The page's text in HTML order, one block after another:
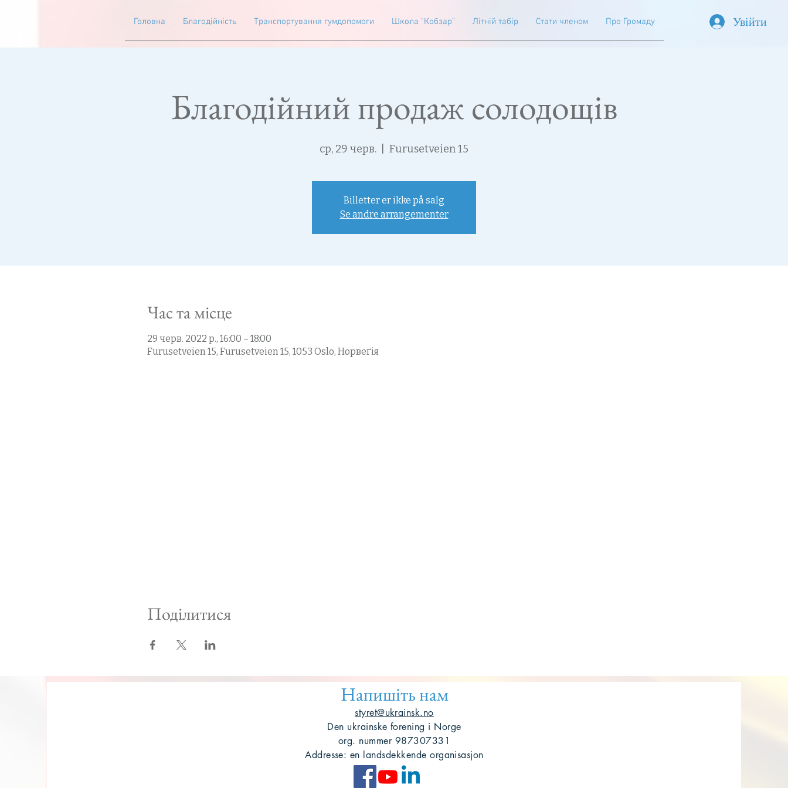
Головна Благодійність Транспортування гумдопомоги Школа "Кобзар" Літній табір Стати членом Про Громаду Увійти
Благодійний продаж солодощів
ср, 29 черв. Furusetveien 15
Billetter er ikke på salg
Se andre arrangementer
Час та місце
29 черв. 2022 р., 16:00 – 18:00
Furusetveien 15, Furusetveien 15, 1053 Oslo, Норвеґія
Поділитися
Напишіть нам
styret@ukrainsk.no
Den ukrainske forening i Norge
org. nummer 987307331
Addresse: en landsdekkende organisasjon